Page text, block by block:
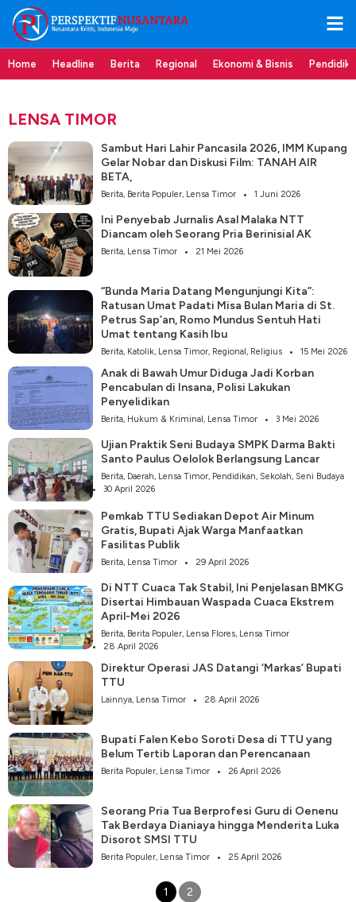
Home Headline Berita Regional Ekonomi & Bisnis
LENSA TIMOR
Sambut Hari Lahir Pancasila 2026, IMM Kupang
Gelar Nobar dan Diskusi Film: TANAH AIR
BETA,
Berita, Berita Populer, Lensa Timor 1 Juni 2026
Ini Penyebab Jurnalis Asal Malaka NTT
Diancam oleh Seorang Pria Berinisial AK
Berita, Lensa Timor 21 Mei 2026
“Bunda Maria Datang Mengunjungi Kita”:
Ratusan Umat Padati Misa Bulan Maria di St.
Petrus Sap’an, Romo Mundus Sentuh Hati
Umat tentang Kasih Ibu
Berita, Katolik, Lensa Timor, Regional, Religius 15 Mei 2026
Anak di Bawah Umur Diduga Jadi Korban
Pencabulan di Insana, Polisi Lakukan
Penyelidikan
Berita, Hukum & Kriminal, Lensa Timor 3 Mei 2026
Ujian Praktik Seni Budaya SMPK Darma Bakti
Santo Paulus Oelolok Berlangsung Lancar
Berita, Daerah, Lensa Timor, Pendidikan, Sekolah, Seni Budaya
30 April 2026
Pemkab TTU Sediakan Depot Air Minum
Gratis, Bupati Ajak Warga Manfaatkan
Fasilitas Publik
Berita, Lensa Timor 29 April 2026
Di NTT Cuaca Tak Stabil, Ini Penjelasan BMKG
Disertai Himbauan Waspada Cuaca Ekstrem
April-Mei 2026
Berita, Berita Populer, Lensa Flores, Lensa Timor
28 April 2026
Direktur Operasi JAS Datangi ‘Markas’ Bupati
TTU
Lainnya, Lensa Timor 28 April 2026
Bupati Falen Kebo Soroti Desa di TTU yang
Belum Tertib Laporan dan Perencanaan
Berita Populer, Lensa Timor 26 April 2026
Seorang Pria Tua Berprofesi Guru di Oenenu
Tak Berdaya Dianiaya hingga Menderita Luka
Disorot SMSI TTU
Berita Populer, Lensa Timor 25 April 2026
1 2